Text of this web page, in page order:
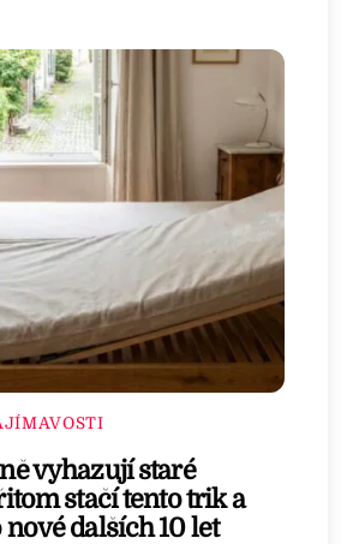
vyhazují staré
stačí tento trik a
dalších 10 let